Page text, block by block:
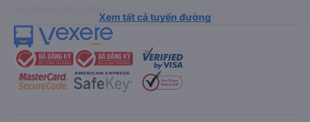
Xem tất cả tuyến đường